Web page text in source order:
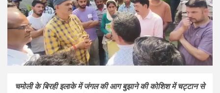
चमोली के बिरही इलाके में जंगल की आग बुझाने की कोशिश में चट्टान से